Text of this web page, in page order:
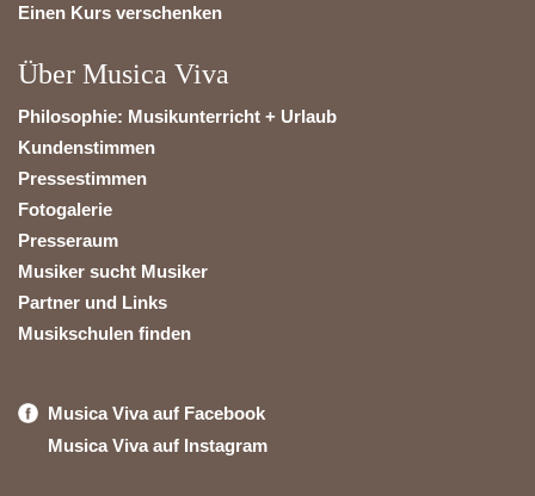
Einen Kurs verschenken
Über Musica Viva
Philosophie: Musikunterricht + Urlaub
Kundenstimmen
Pressestimmen
Fotogalerie
Presseraum
Musiker sucht Musiker
Partner und Links
Musikschulen finden
Musica Viva auf Facebook
Musica Viva auf Instagram